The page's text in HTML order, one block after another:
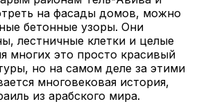
на фасады домов, можно
бетонные узоры. Они
лестничные клетки и целые
многих это просто красивый
но на самом деле за этими
многовековая история,
из арабского мира.